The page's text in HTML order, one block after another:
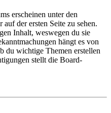
erscheinen unter den
der ersten Seite zu sehen.
Inhalt, weswegen du sie
hängt es von
du wichtige Themen erstellen
stellt die Board-